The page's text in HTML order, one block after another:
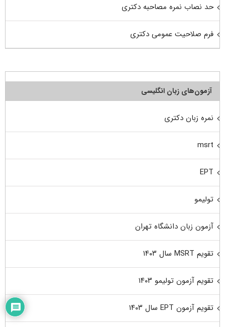
حد نصاب نمره مصاحبه دکتری
فرم صلاحیت عمومی دکتری
آزمون‌های زبان انگلیسی
نمره زبان دکتری
msrt
EPT
تولیمو
آزمون زبان دانشگاه تهران
تقویم MSRT سال ۱۴۰۳
تقویم آزمون تولیمو ۱۴۰۳
تقویم آزمون EPT سال ۱۴۰۳